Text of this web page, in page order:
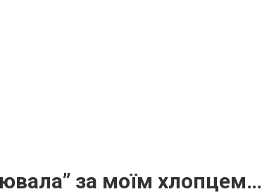
за моїм хлопцем…